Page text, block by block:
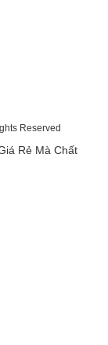
Reserved
Rẻ Mà Chất